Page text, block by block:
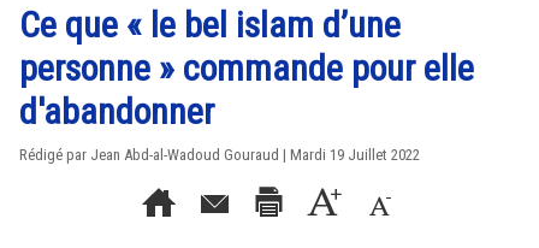
Ce que « le bel islam d’une
personne » commande pour elle
d'abandonner
Rédigé par Jean Abd-al-Wadoud Gouraud | Mardi 19 Juillet 2022